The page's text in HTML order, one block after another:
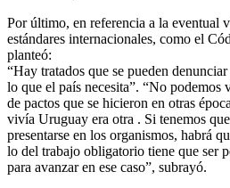
Por último, en referencia a la eventual
estándares internacionales, como el
planteó:
“Hay tratados que se pueden
lo que el país necesita”. “No podemos
de pactos que se hicieron en otras
vivía Uruguay era otra . Si tenemos
presentarse en los organismos, habrá
lo del trabajo obligatorio tiene que ser
para avanzar en ese caso”, subrayó.